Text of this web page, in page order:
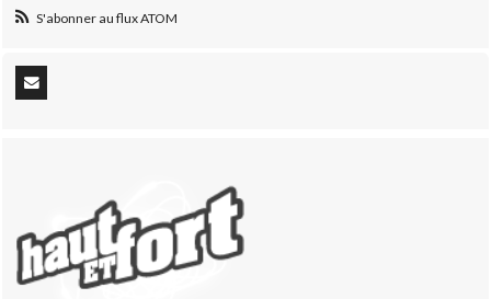
S'abonner au flux ATOM